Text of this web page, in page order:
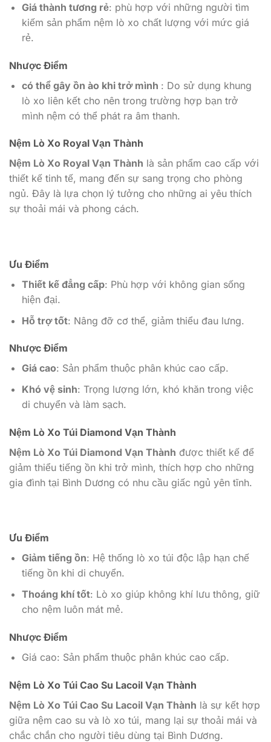
Giá thành tương rẻ: phù hợp với những người tìm
kiếm sản phẩm nệm lò xo chất lượng với mức giá
rẻ.
Nhược Điểm
có thể gây ồn ào khi trở mình : Do sử dụng khung
lò xo liên kết cho nên trong trường hợp bạn trở
mình nệm có thể phát ra âm thanh.
Nệm Lò Xo Royal Vạn Thành
Nệm Lò Xo Royal Vạn Thành là sản phẩm cao cấp với
thiết kế tinh tế, mang đến sự sang trọng cho phòng
ngủ. Đây là lựa chọn lý tưởng cho những ai yêu thích
sự thoải mái và phong cách.
Ưu Điểm
Thiết kế đẳng cấp: Phù hợp với không gian sống
hiện đại.
Hỗ trợ tốt: Nâng đỡ cơ thể, giảm thiểu đau lưng.
Nhược Điểm
Giá cao: Sản phẩm thuộc phân khúc cao cấp.
Khó vệ sinh: Trọng lượng lớn, khó khăn trong việc
di chuyển và làm sạch.
Nệm Lò Xo Túi Diamond Vạn Thành
Nệm Lò Xo Túi Diamond Vạn Thành được thiết kế để
giảm thiểu tiếng ồn khi trở mình, thích hợp cho những
gia đình tại Bình Dương có nhu cầu giấc ngủ yên tĩnh.
Ưu Điểm
Giảm tiếng ồn: Hệ thống lò xo túi độc lập hạn chế
tiếng ồn khi di chuyển.
Thoáng khí tốt: Lò xo giúp không khí lưu thông, giữ
cho nệm luôn mát mẻ.
Nhược Điểm
Giá cao: Sản phẩm thuộc phân khúc cao cấp.
Nệm Lò Xo Túi Cao Su Lacoil Vạn Thành
Nệm Lò Xo Túi Cao Su Lacoil Vạn Thành là sự kết hợp
giữa nệm cao su và lò xo túi, mang lại sự thoải mái và
chắc chắn cho người tiêu dùng tại Bình Dương.